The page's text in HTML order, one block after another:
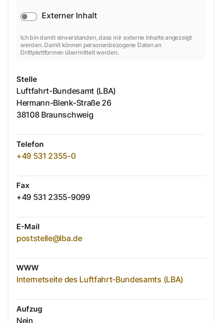
Externer Inhalt
Ich bin damit einverstanden, dass mir externe Inhalte angezeigt
werden. Damit können personenbezogene Daten an
Drittplattformen übermittelt werden.
Stelle
Luftfahrt-Bundesamt (LBA)
Hermann-Blenk-Straße 26
38108 Braunschweig
Telefon
+49 531 2355-0
Fax
+49 531 2355-9099
E-Mail
poststelle@lba.de
WWW
Internetseite des Luftfahrt-Bundesamts (LBA)
Aufzug
Nein